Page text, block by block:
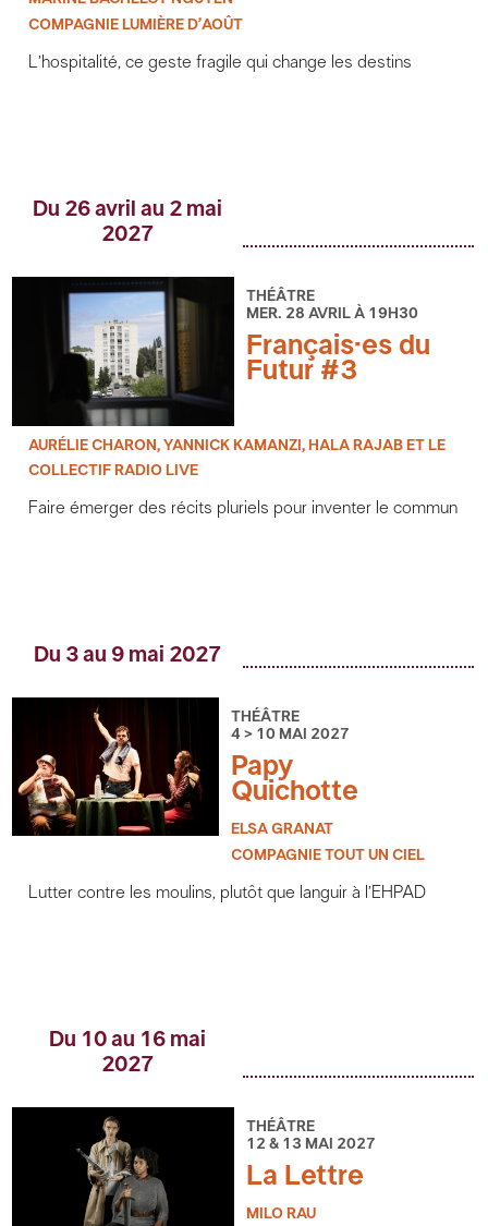
COMPAGNIE LUMIÈRE D’AOÛT
L’hospitalité, ce geste fragile qui change les destins
Du 26 avril au 2 mai
2027
THÉÂTRE
MER. 28 AVRIL À 19H30
Français·es du
Futur #3
AURÉLIE CHARON, YANNICK KAMANZI, HALA RAJAB ET LE
COLLECTIF RADIO LIVE
Faire émerger des récits pluriels pour inventer le commun
Du 3 au 9 mai 2027
THÉÂTRE
4 > 10 MAI 2027
Papy
Quichotte
ELSA GRANAT
COMPAGNIE TOUT UN CIEL
Lutter contre les moulins, plutôt que languir à l’EHPAD
Du 10 au 16 mai
2027
THÉÂTRE
12 & 13 MAI 2027
La Lettre
MILO RAU